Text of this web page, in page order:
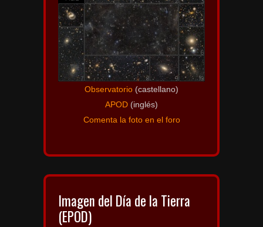
Observatorio (castellano)
APOD (inglés)
Comenta la foto en el foro
Imagen del Día de la Tierra
(EPOD)